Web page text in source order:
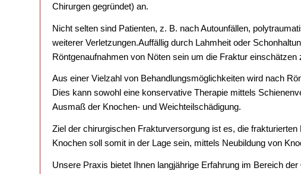
Chirurgen gegründet) an.
Nicht selten sind Patienten, z. B. nach Autounfällen,
weiterer Verletzungen.Auffällig durch Lahmheit oder
Röntgenaufnahmen von Nöten sein um die Fraktur einschätzen
Aus einer Vielzahl von Behandlungsmöglichkeiten wird nach
Dies kann sowohl eine konservative Therapie mittels
Ausmaß der Knochen- und Weichteilschädigung.
Ziel der chirurgischen Frakturversorgung ist es, die
Knochen soll somit in der Lage sein, mittels Neubildung von
Unsere Praxis bietet Ihnen langjährige Erfahrung im Bereich